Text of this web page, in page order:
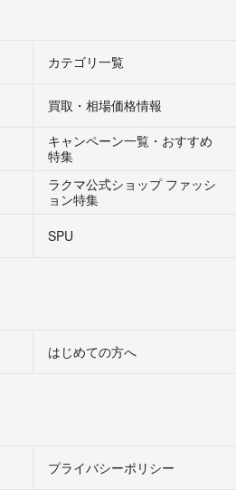
カテゴリ一覧
買取・相場価格情報
キャンペーン一覧・おすすめ
特集
ラクマ公式ショップ ファッシ
ョン特集
SPU
はじめての方へ
プライバシーポリシー